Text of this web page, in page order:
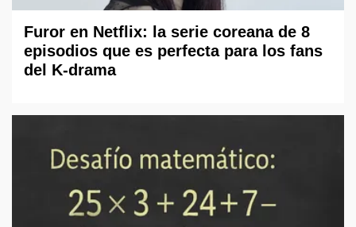
Furor en Netflix: la serie coreana de 8
episodios que es perfecta para los fans
del K-drama